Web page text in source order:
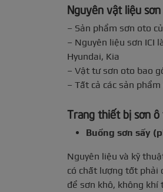
Nguyên vật liệu
– Sản phẩm sơn oto
– Nguyên liệu sơn ICI
Hyundai, Kia
– Vật tư sơn oto bao
– Tất cả các sản
Trang thiết bị sơn ô
Buồng sơn sấy
Nguyên liệu và kỹ
có chất lượng tốt phải
để sơn khô, không khí